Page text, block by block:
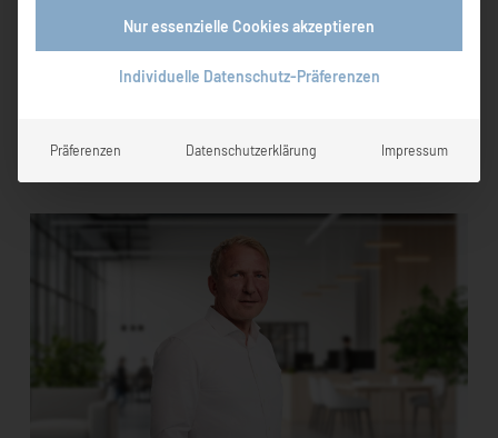
LANGJÄHRIGE
ERFAHRUNG ALS
Vereinfachtes Chinesisch
Nur essenzielle Cookies akzeptieren
Individuelle Datenschutz-Präferenzen
Präferenzen Datenschutzerklärung Impressum